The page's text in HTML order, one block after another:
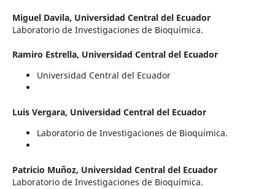
Miguel Davila, Universidad Central del Ecuador
Laboratorio de Investigaciones de Bioquímica.
Ramiro Estrella, Universidad Central del Ecuador
Universidad Central del Ecuador
Luis Vergara, Universidad Central del Ecuador
Laboratorio de Investigaciones de Bioquímica.
Patricio Muñoz, Universidad Central del Ecuador
Laboratorio de Investigaciones de Bioquímica.